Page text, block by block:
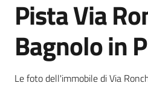
Menu selezionato
Il
piano
Le
Pista Via
Bagnolo in
Le foto dell'immobile di Via